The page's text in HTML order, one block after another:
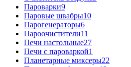
Пароварки9
Паровые швабры10
Парогенераторы6
Пароочистители11
Печи настольные27
Печи с пароваркой1
Планетарные миксеры22